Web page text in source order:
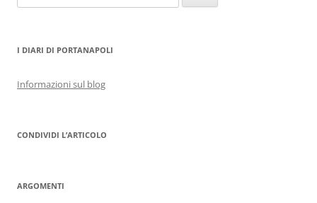
per:
I DIARI DI PORTANAPOLI
Informazioni sul blog
CONDIVIDI L’ARTICOLO
ARGOMENTI